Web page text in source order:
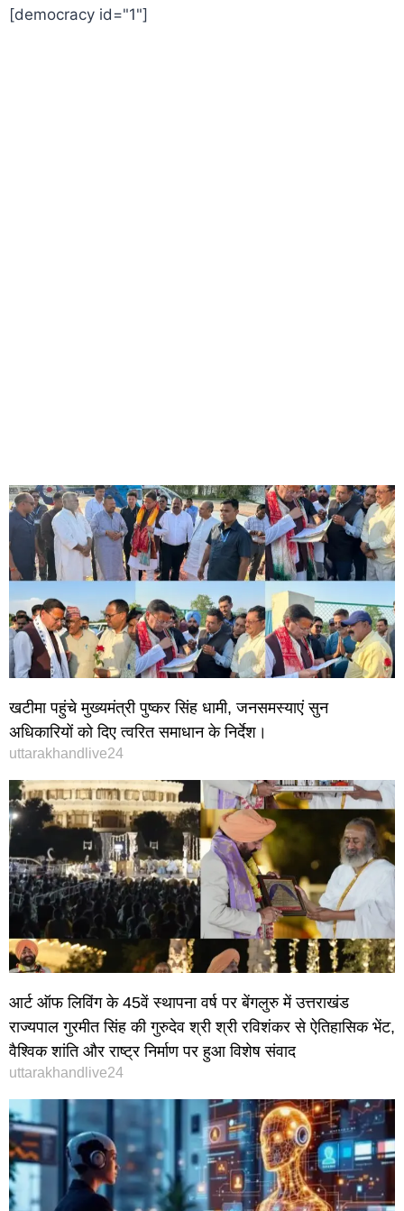
[democracy id="1"]
खटीमा पहुंचे मुख्यमंत्री पुष्कर सिंह धामी, जनसमस्याएं सुन
अधिकारियों को दिए त्वरित समाधान के निर्देश।
uttarakhandlive24
आर्ट ऑफ लिविंग के 45वें स्थापना वर्ष पर बेंगलुरु में उत्तराखंड
राज्यपाल गुरमीत सिंह की गुरुदेव श्री श्री रविशंकर से ऐतिहासिक भेंट,
वैश्विक शांति और राष्ट्र निर्माण पर हुआ विशेष संवाद
uttarakhandlive24